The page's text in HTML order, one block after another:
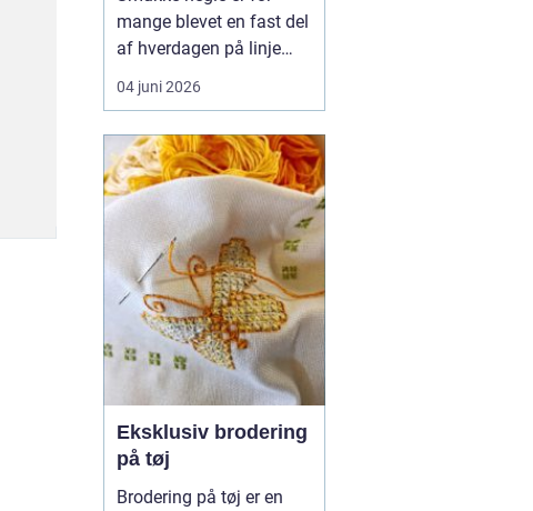
mange blevet en fast del
af hverdagen på linje
med frisør og hudpleje.
Når man
det sjældent kun om
farve og design. De
fleste ønsker negle, der...
04 juni 2026
Eksklusiv brodering
på tøj
Brodering på tøj er en